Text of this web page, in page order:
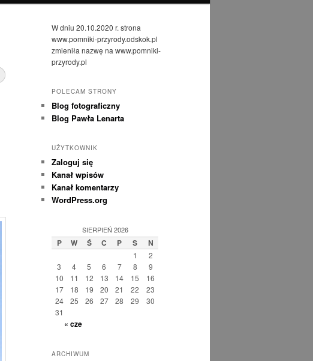
W dniu 20.10.2020 r. strona
www.pomniki-przyrody.odskok.pl
zmieniła nazwę na www.pomniki-
przyrody.pl
POLECAM STRONY
Blog fotograficzny
Blog Pawła Lenarta
UŻYTKOWNIK
Zaloguj się
Kanał wpisów
Kanał komentarzy
WordPress.org
SIERPIEŃ 2026
P W Ś C P S N
1
2
3
4 5 6 7 8
9
10
11 12 13 14 15
16
17
18 19 20 21 22
23
24
25 26 27 28 29
30
31
« cze
ARCHIWUM